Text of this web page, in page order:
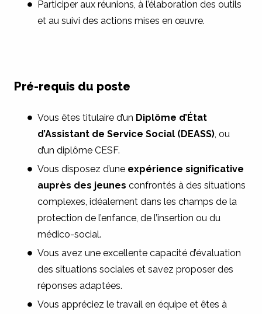
Participer aux réunions, à l’élaboration des outils
et au suivi des actions mises en œuvre.
Pré-requis du poste
Vous êtes titulaire d’un Diplôme d’État
d’Assistant de Service Social (DEASS) , ou
d’un diplôme CESF.
Vous disposez d’une expérience significative
auprès des jeunes confrontés à des situations
complexes, idéalement dans les champs de la
protection de l’enfance, de l’insertion ou du
médico-social.
Vous avez une excellente capacité d’évaluation
des situations sociales et savez proposer des
réponses adaptées.
Vous appréciez le travail en équipe et êtes à